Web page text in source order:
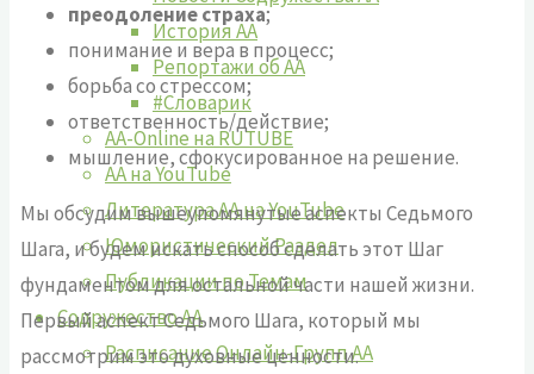
История АА
Репортажи об АА
#Словарик
AA-Online на RUTUBE
АA на YouTube
Литература АА на YouTube
Юмористический Раздел
Публикации по Темам
Содружество АА
Расписание Онлайн-Групп АА
преодоление страха;
понимание и вера в процесс;
борьба со стрессом;
ответственность/действие;
мышление, сфокусированное на решение.
Мы обсудим вышеупомянутые аспекты Седьмого
Шага, и будем искать способ сделать этот Шаг
фундаментом для остальной части нашей жизни.
Первый аспект Седьмого Шага, который мы
рассмотрим это духовные ценности.